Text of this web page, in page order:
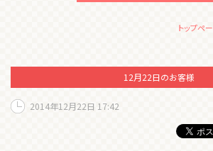
トップペ
12月22日のお客様
2014年12月22日 17:42